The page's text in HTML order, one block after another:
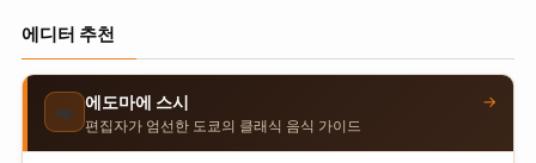
에디터 추천
🍣 에도마에 스시
편집자가 엄선한 도쿄의 클래식 음식 가이드
→